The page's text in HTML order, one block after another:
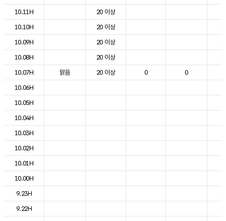
10.11H
20 이상
10.10H
20 이상
10.09H
20 이상
10.08H
20 이상
10.07H
맑음 20 이상 0 0
10.06H
10.05H
10.04H
10.03H
10.02H
10.01H
10.00H
9.23H
9.22H